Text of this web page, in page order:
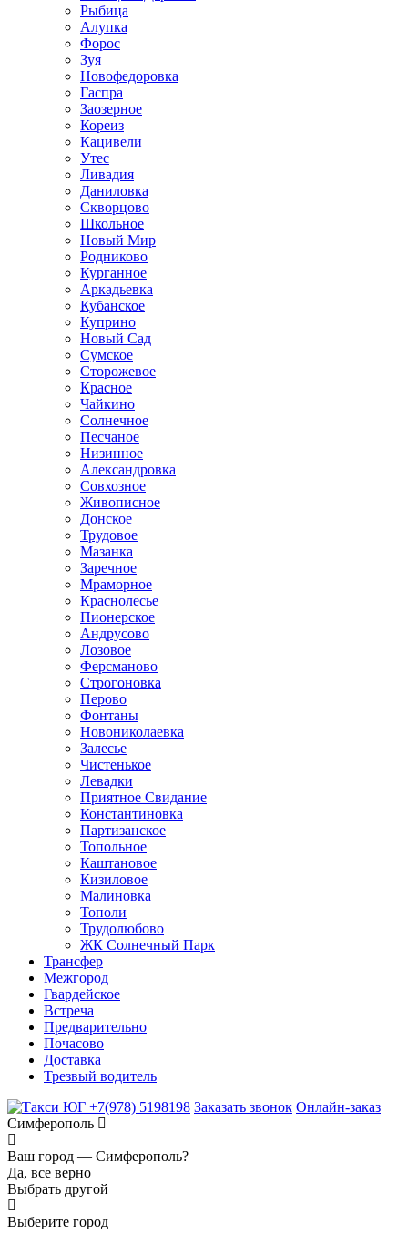
Рыбица
Алупка
Форос
Зуя
Новофедоровка
Гаспра
Заозерное
Кореиз
Кацивели
Утес
Ливадия
Даниловка
Скворцово
Школьное
Новый Мир
Родниково
Курганное
Аркадьевка
Кубанское
Куприно
Новый Сад
Сумское
Сторожевое
Красное
Чайкино
Солнечное
Песчаное
Низинное
Александровка
Совхозное
Живописное
Донское
Трудовое
Мазанка
Заречное
Мраморное
Краснолесье
Пионерское
Андрусово
Лозовое
Ферсманово
Строгоновка
Перово
Фонтаны
Новониколаевка
Залесье
Чистенькое
Левадки
Приятное Свидание
Константиновка
Партизанское
Топольное
Каштановое
Кизиловое
Малиновка
Тополи
Трудолюбово
ЖК Солнечный Парк
Трансфер
Межгород
Гвардейское
Встреча
Предварительно
Почасово
Доставка
Трезвый водитель
+7(978) 5198198 Заказать звонок Онлайн-заказ
Симферополь
Ваш город — Симферополь?
Да, все верно
Выбрать другой
Выберите город